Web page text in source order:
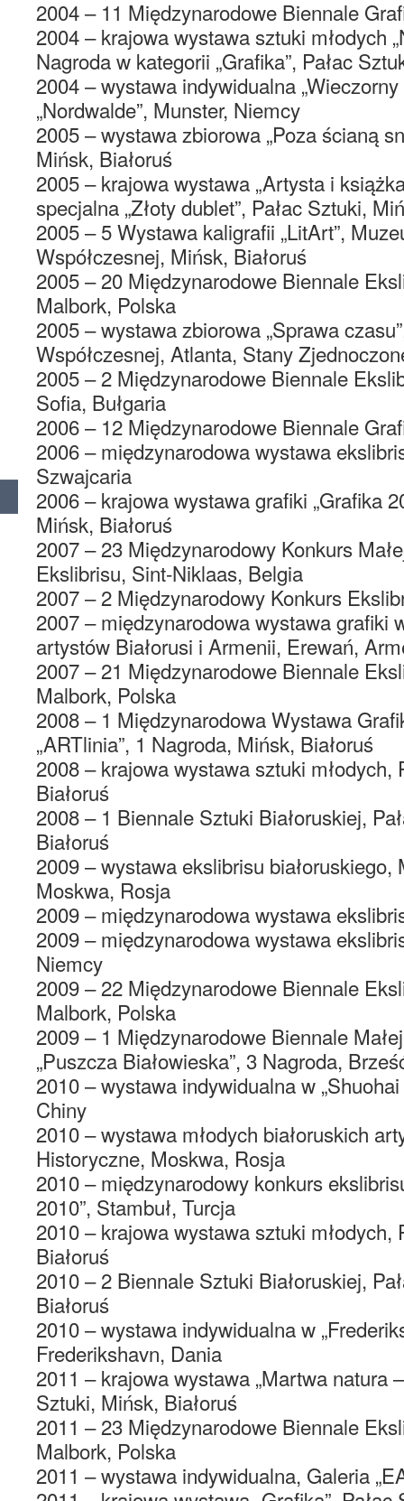
2004 – 11 Międzynarodowe Biennale
2004 – krajowa wystawa sztuki młodych
Nagroda w kategorii „Grafika”, Pałac
2004 – wystawa indywidualna
„Nordwalde”, Munster, Niemcy
2005 – wystawa zbiorowa „Poza ścianą
Mińsk, Białoruś
2005 – krajowa wystawa „Artysta i
specjalna „Złoty dublet”, Pałac Sztuki,
2005 – 5 Wystawa kaligrafii „LitArt”,
Współczesnej, Mińsk, Białoruś
2005 – 20 Międzynarodowe Biennale
Malbork, Polska
2005 – wystawa zbiorowa „Sprawa
Współczesnej, Atlanta, Stany
2005 – 2 Międzynarodowe Biennale
Sofia, Bułgaria
2006 – 12 Międzynarodowe Biennale
2006 – międzynarodowa wystawa
Szwajcaria
2006 – krajowa wystawa grafiki „Grafika
Mińsk, Białoruś
2007 – 23 Międzynarodowy Konkurs
Ekslibrisu, Sint-Niklaas, Belgia
2007 – 2 Międzynarodowy Konkurs
2007 – międzynarodowa wystawa grafiki
artystów Białorusi i Armenii, Erewań,
2007 – 21 Międzynarodowe Biennale
Malbork, Polska
2008 – 1 Międzynarodowa Wystawa
„ARTlinia”, 1 Nagroda, Mińsk, Białoruś
2008 – krajowa wystawa sztuki młodych,
Białoruś
2008 – 1 Biennale Sztuki Białoruskiej,
Białoruś
2009 – wystawa ekslibrisu
Moskwa, Rosja
2009 – międzynarodowa wystawa
2009 – międzynarodowa wystawa
Niemcy
2009 – 22 Międzynarodowe Biennale
Malbork, Polska
2009 – 1 Międzynarodowe Biennale
„Puszcza Białowieska”, 3 Nagroda,
2010 – wystawa indywidualna w
Chiny
2010 – wystawa młodych białoruskich
Historyczne, Moskwa, Rosja
2010 – międzynarodowy konkurs
2010”, Stambuł, Turcja
2010 – krajowa wystawa sztuki młodych,
Białoruś
2010 – 2 Biennale Sztuki Białoruskiej,
Białoruś
2010 – wystawa indywidualna w
Frederikshavn, Dania
2011 – krajowa wystawa „Martwa natura
Sztuki, Mińsk, Białoruś
2011 – 23 Międzynarodowe Biennale
Malbork, Polska
2011 – wystawa indywidualna, Galeria